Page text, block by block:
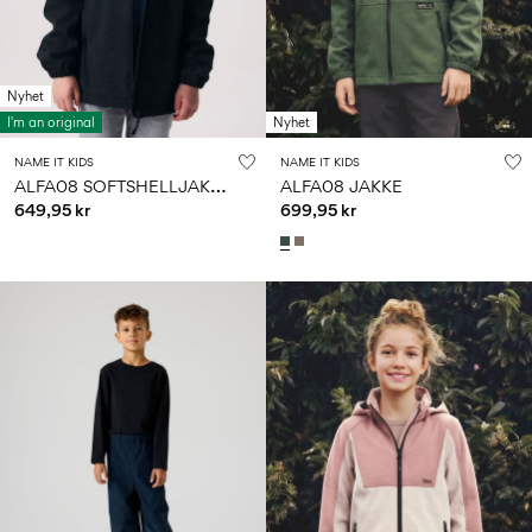
Nyhet
I'm an original
NAME IT KIDS
A
LFA08 SOFTSHELLJAKKE
649,95 kr
Nyhet
NAME IT KIDS
ALFA08 JAKKE
699,95 kr